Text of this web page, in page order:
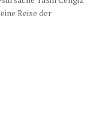
Reise der